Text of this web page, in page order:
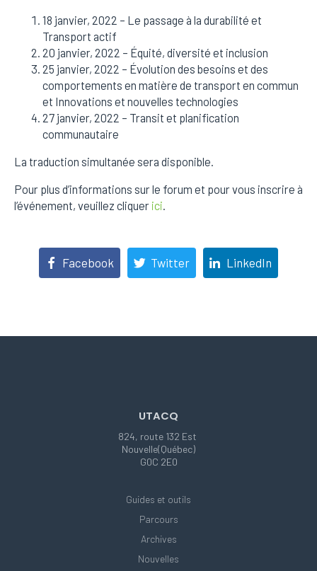
18 janvier, 2022 – Le passage à la durabilité et
Transport actif
20 janvier, 2022 – Équité, diversité et inclusion
25 janvier, 2022 – Évolution des besoins et des
comportements en matière de transport en commun
et Innovations et nouvelles technologies
27 janvier, 2022 – Transit et planification
communautaire
La traduction simultanée sera disponible.
Pour plus d’informations sur le forum et pour vous inscrire à
l’événement, veuillez cliquer ici.
Facebook Twitter LinkedIn
UTACQ
824, route 132 Est
Nouvelle(Québec)
G0C 2E0
Guides et outils
Parcours
Archives
Nouvelles